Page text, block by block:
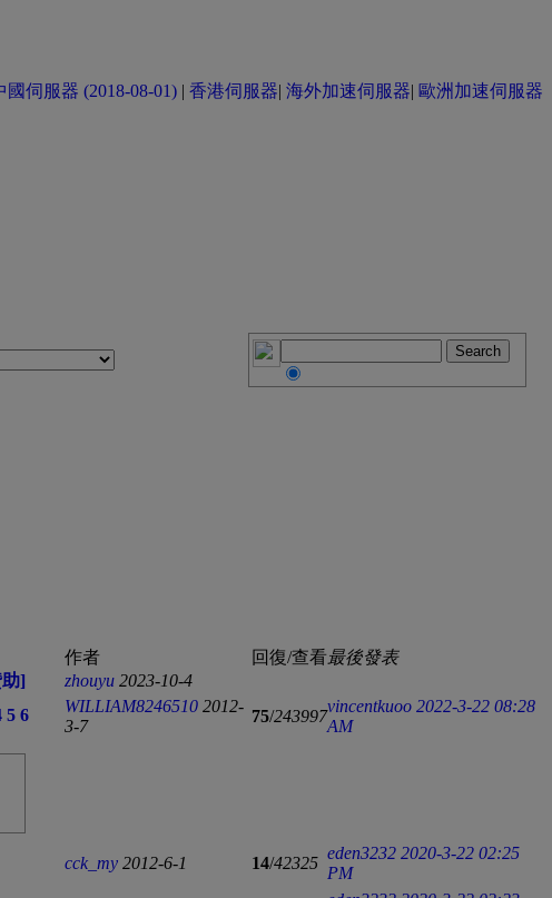
國伺服器 (2018-08-01) | 香港伺服器| 海外加速伺服器| 歐洲加速伺服器
作者 回復/查看最後發表
] zhouyu 2023-10-4
5 6 WILLIAM8246510 2012-
3-7
75/243997
vincentkuoo 2022-3-22 08:28
AM
cck_my 2012-6-1 14/42325
eden3232 2020-3-22 02:25
PM